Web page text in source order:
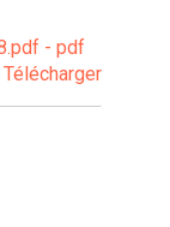
- pdf
Télécharger